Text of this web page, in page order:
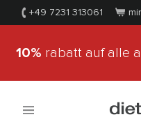
+49 7231 313061
10% rabatt auf alle